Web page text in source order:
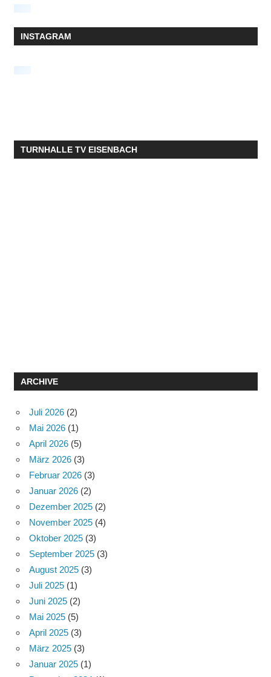
INSTAGRAM
TURNHALLE TV EISENBACH
ARCHIVE
Juli 2026 (2)
Mai 2026 (1)
April 2026 (5)
März 2026 (3)
Februar 2026 (3)
Januar 2026 (2)
Dezember 2025 (2)
November 2025 (4)
Oktober 2025 (3)
September 2025 (3)
August 2025 (3)
Juli 2025 (1)
Juni 2025 (2)
Mai 2025 (5)
April 2025 (3)
März 2025 (3)
Januar 2025 (1)